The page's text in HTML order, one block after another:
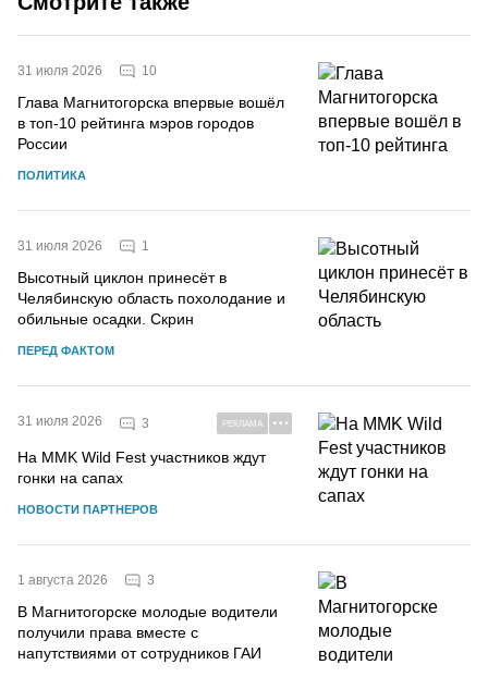
31 июля 2026 10
Глава Магнитогорска впервые вошёл
в топ-10 рейтинга мэров городов
России
ПОЛИТИКА
31 июля 2026 1
Высотный циклон принесёт в
Челябинскую область похолодание и
обильные осадки. Скрин
ПЕРЕД ФАКТОМ
31 июля 2026 3 РЕКЛАМА
На MMK Wild Fest участников ждут
гонки на сапах
НОВОСТИ ПАРТНЕРОВ
1 августа 2026 3
В Магнитогорске молодые водители
получили права вместе с
напутствиями от сотрудников ГАИ